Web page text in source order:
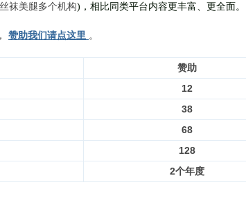
袜美腿多个机构)，相比同类平台内容更丰富、更全面。
， 赞助我们请点这里 。
赞助
12
38
68
128
2个年度